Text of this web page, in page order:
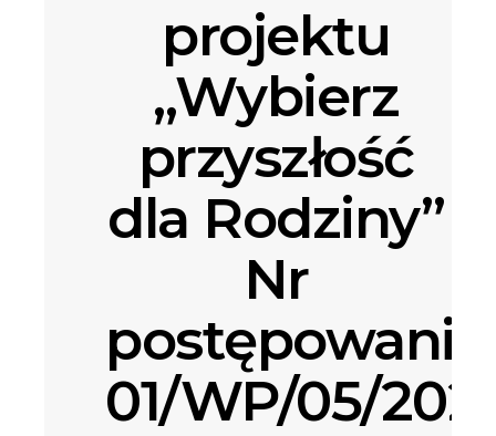
projektu
„Wybierz
przyszłość
dla Rodziny”
Nr
01/WP/05/